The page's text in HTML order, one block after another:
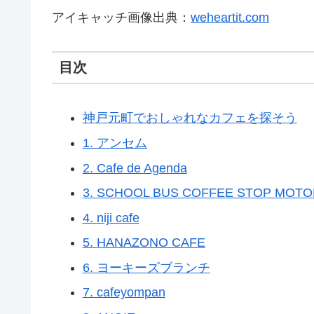
アイキャッチ画像出典： weheartit.com
目次
神戸元町でおしゃれなカフェを探そう
1. アンセム
2. Cafe de Agenda
3. SCHOOL BUS COFFEE STOP
4. niji cafe
5. HANAZONO CAFE
6. ヨーキーズブランチ
7. cafeyompan